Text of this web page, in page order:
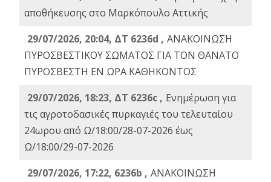
αποθήκευσης στο Μαρκόπουλο Αττικής
29/07/2026, 20:04, ΔΤ 6236d , ΑΝΑΚΟΙΝΩΣΗ
ΠΥΡΟΣΒΕΣΤΙΚΟΥ ΣΩΜΑΤΟΣ ΓΙΑ ΤΟΝ ΘΑΝΑΤΟ
ΠΥΡΟΣΒΕΣΤΗ ΕΝ ΩΡΑ ΚΑΘΗΚΟΝΤΟΣ
29/07/2026, 18:23, ΔΤ 6236c , Ενημέρωση για
τις αγροτοδασικές πυρκαγιές του τελευταίου
24ωρου από Ω/18:00/28-07-2026 έως
Ω/18:00/29-07-2026
29/07/2026, 17:22, 6236b , ΑΝΑΚΟΙΝΩΣΗ